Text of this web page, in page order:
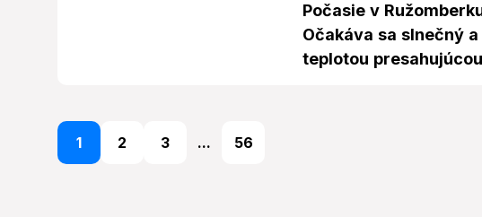
Počasie v
Očakáva sa slnečný
teplotou
1 2 3 ... 56